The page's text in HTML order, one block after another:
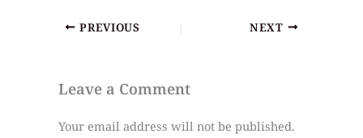
PREVIOUS NEXT
Leave a Comment
Your email address will not be published.